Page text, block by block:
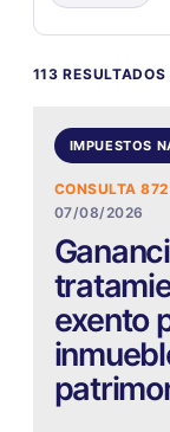
113 RESULTADOS
IMPUESTOS
CONSULTA
07/08/2026
exento